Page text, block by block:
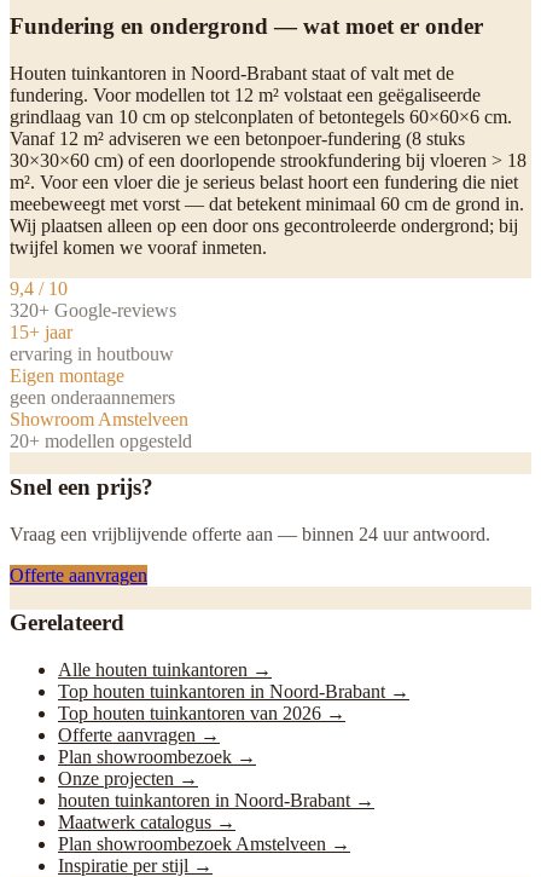
Fundering en ondergrond — wat moet er onder
Houten tuinkantoren in Noord-Brabant staat of valt met de
fundering. Voor modellen tot 12 m² volstaat een geëgaliseerde
grindlaag van 10 cm op stelconplaten of betontegels 60×60×6 cm.
Vanaf 12 m² adviseren we een betonpoer-fundering (8 stuks
30×30×60 cm) of een doorlopende strookfundering bij vloeren > 18
m². Voor een vloer die je serieus belast hoort een fundering die niet
meebeweegt met vorst — dat betekent minimaal 60 cm de grond in.
Wij plaatsen alleen op een door ons gecontroleerde ondergrond; bij
twijfel komen we vooraf inmeten.
9,4 / 10
320+ Google-reviews
15+ jaar
ervaring in houtbouw
Eigen montage
geen onderaannemers
Showroom Amstelveen
20+ modellen opgesteld
Snel een prijs?
Vraag een vrijblijvende offerte aan — binnen 24 uur antwoord.
Offerte aanvragen
Gerelateerd
Alle houten tuinkantoren →
Top houten tuinkantoren in Noord-Brabant →
Top houten tuinkantoren van 2026 →
Offerte aanvragen →
Plan showroombezoek →
Onze projecten →
houten tuinkantoren in Noord-Brabant →
Maatwerk catalogus →
Plan showroombezoek Amstelveen →
Inspiratie per stijl →